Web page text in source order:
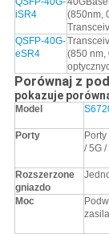
iSR4
(850nm,
QSFP-40G-
eSR4
(850 nm,
Porównaj z
pokazuje
Model
Porty
/ 5G
Rozszerzone
gniazdo
Moc